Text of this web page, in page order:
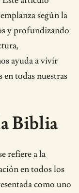
según la
y profundizando
ayuda a vivir
todas nuestras
Biblia
refiere a la
en todos los
como uno